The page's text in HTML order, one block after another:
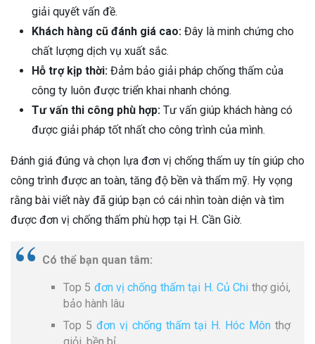
giải quyết vấn đề.
Khách hàng cũ đánh giá cao: Đây là minh chứng cho
chất lượng dịch vụ xuất sắc.
Hỗ trợ kịp thời: Đảm bảo giải pháp chống thấm của
công ty luôn được triển khai nhanh chóng.
Tư vấn thi công phù hợp: Tư vấn giúp khách hàng có
được giải pháp tốt nhất cho công trình của mình.
Đánh giá đúng và chọn lựa đơn vị chống thấm uy tín giúp cho
công trình được an toàn, tăng độ bền và thẩm mỹ. Hy vọng
rằng bài viết này đã giúp bạn có cái nhìn toàn diện và tìm
được đơn vị chống thấm phù hợp tại H. Cần Giờ.
Có thể bạn quan tâm:
Top 5 đơn vị chống thấm tại H. Củ Chi thợ giỏi,
bảo hành lâu
Top 5 đơn vị chống thấm tại H. Hóc Môn thợ